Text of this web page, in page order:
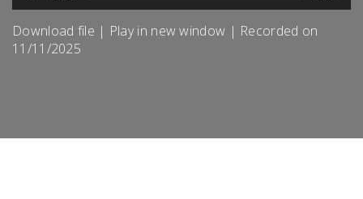
Download file | Play in new window | Recorded on
11/11/2025